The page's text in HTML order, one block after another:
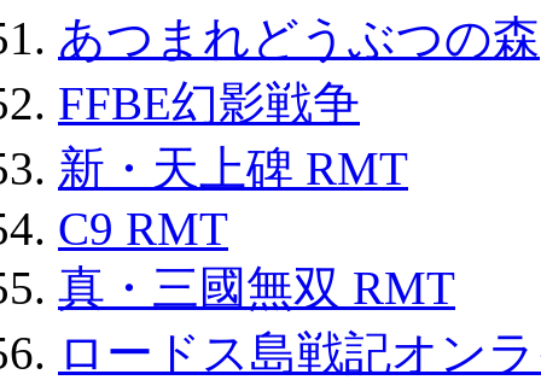
あつまれどうぶつの森
FFBE幻影戦争
新・天上碑 RMT
C9 RMT
真・三國無双 RMT
ロードス島戦記オン